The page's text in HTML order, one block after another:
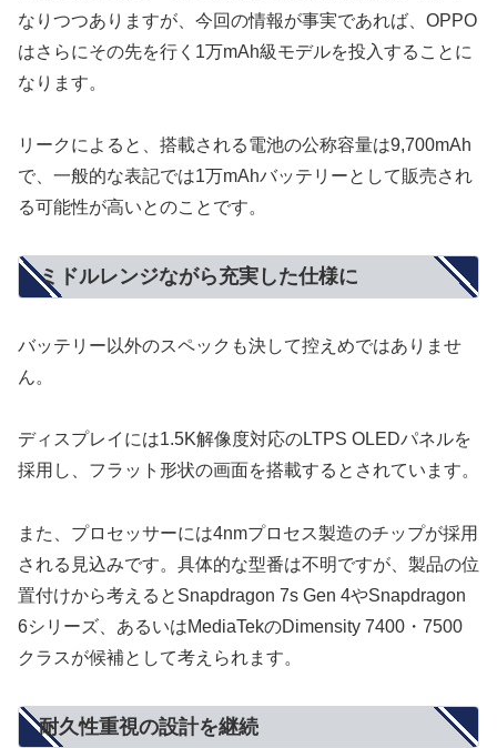
なりつつありますが、今回の情報が事実であれば、OPPO
はさらにその先を行く1万mAh級モデルを投入することに
なります。
リークによると、搭載される電池の公称容量は9,700mAh
で、一般的な表記では1万mAhバッテリーとして販売され
る可能性が高いとのことです。
ミドルレンジながら充実した仕様に
バッテリー以外のスペックも決して控えめではありませ
ん。
ディスプレイには1.5K解像度対応のLTPS OLEDパネルを
採用し、フラット形状の画面を搭載するとされています。
また、プロセッサーには4nmプロセス製造のチップが採用
される見込みです。具体的な型番は不明ですが、製品の位
置付けから考えるとSnapdragon 7s Gen 4やSnapdragon
6シリーズ、あるいはMediaTekのDimensity 7400・7500
クラスが候補として考えられます。
耐久性重視の設計を継続